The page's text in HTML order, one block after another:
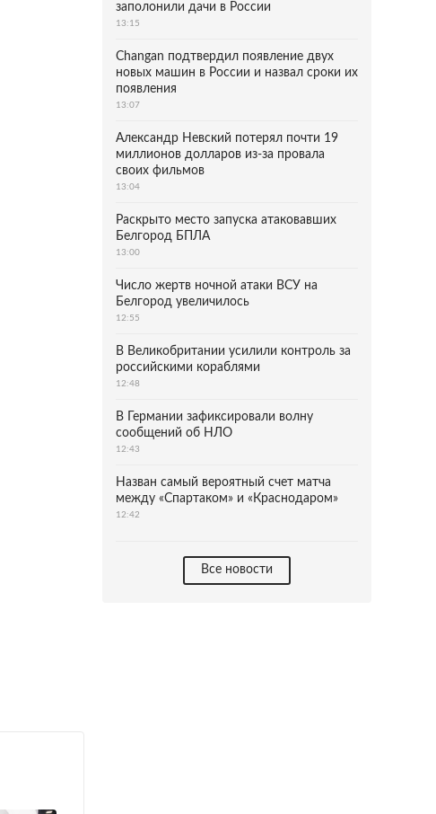
заполонили дачи в России
13:15
Changan подтвердил появление двух
новых машин в России и назвал сроки их
появления
13:07
Александр Невский потерял почти 19
миллионов долларов из-за провала
своих фильмов
13:04
Раскрыто место запуска атаковавших
Белгород БПЛА
13:00
Число жертв ночной атаки ВСУ на
Белгород увеличилось
12:55
В Великобритании усилили контроль за
российскими кораблями
12:48
В Германии зафиксировали волну
сообщений об НЛО
12:43
Назван самый вероятный счет матча
между «Спартаком» и «Краснодаром»
12:42
Все новости